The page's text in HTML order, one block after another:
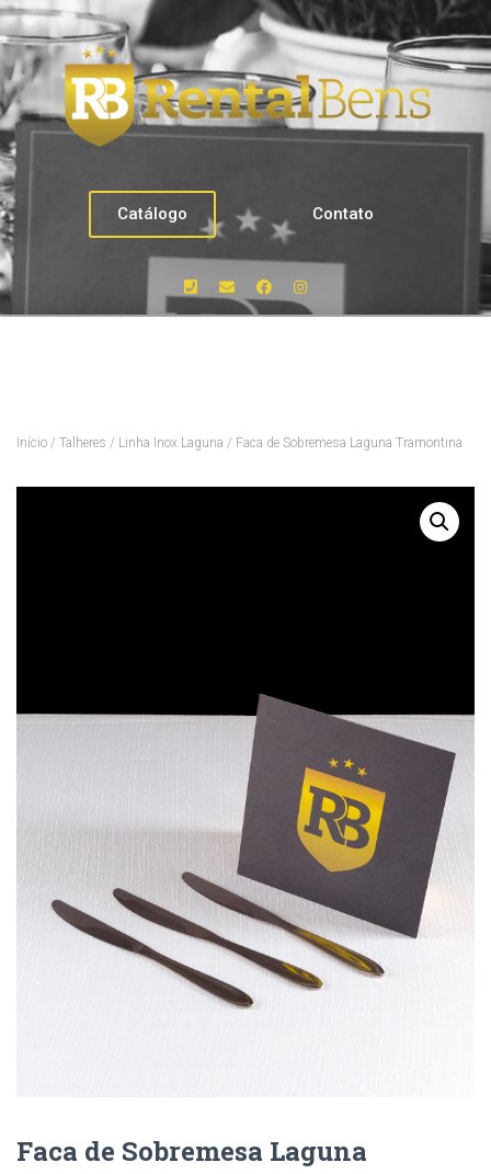
Catálogo Contato
Início / Talheres / Linha Inox Laguna / Faca de Sobremesa Laguna Tramontina
Faca de Sobremesa Laguna